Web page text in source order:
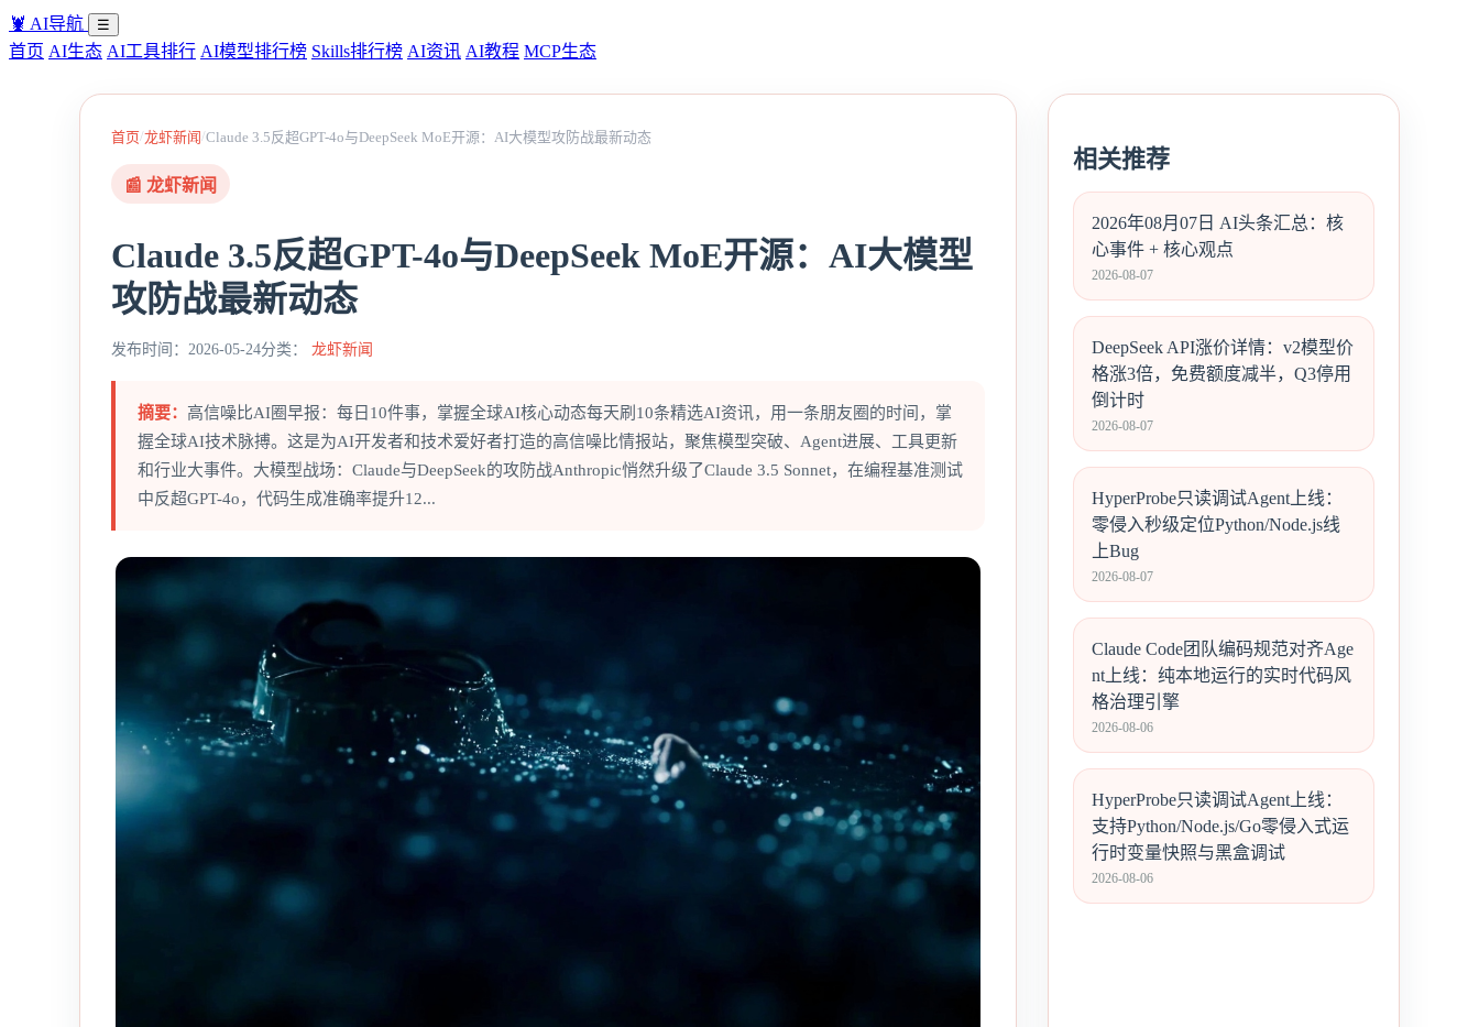
🦞 AI导航 ☰
首页 AI生态 AI工具排行 AI模型排行榜 Skills排行榜 AI资讯 AI教程 MCP生态
首页/龙虾新闻 /Claude 3.5反超GPT-4o与DeepSeek MoE开源：AI大模型攻防战最新动态
📰 龙虾新闻
Claude 3.5反超GPT-4o与DeepSeek MoE开源：AI大模型
攻防战最新动态
发布时间：2026-05-24分类： 龙虾新闻
摘要： 高信噪比AI圈早报：每日10件事，掌握全球AI核心动态每天刷10条精选AI资讯，用一条朋友圈的时间，掌
握全球AI技术脉搏。这是为AI开发者和技术爱好者打造的高信噪比情报站，聚焦模型突破、Agent进展、工具更新
和行业大事件。大模型战场：Claude与DeepSeek的攻防战Anthropic悄然升级了Claude 3.5 Sonnet，在编程基准测试
中反超GPT-4o，代码生成准确率提升12...
相关推荐
2026年08月07日 AI头条汇总：核
心事件 + 核心观点
2026-08-07
DeepSeek API涨价详情：v2模型价
格涨3倍，免费额度减半，Q3停用
倒计时
2026-08-07
HyperProbe只读调试Agent上线：
零侵入秒级定位Python/Node.js线
上Bug
2026-08-07
Claude Code团队编码规范对齐Age
nt上线：纯本地运行的实时代码风
格治理引擎
2026-08-06
HyperProbe只读调试Agent上线：
支持Python/Node.js/Go零侵入式运
行时变量快照与黑盒调试
2026-08-06